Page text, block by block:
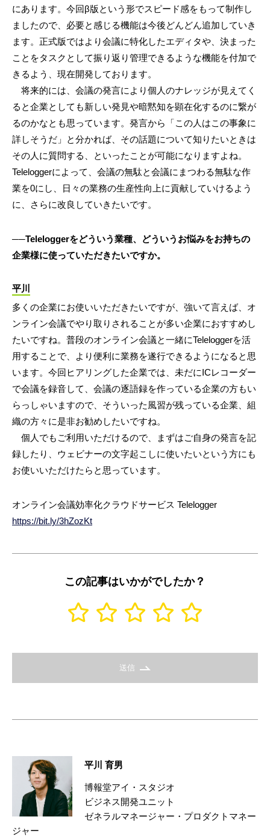
にあります。今回β版という形でスピード感をもって制作し
ましたので、必要と感じる機能は今後どんどん追加していき
ます。正式版ではより会議に特化したエディタや、決まった
ことをタスクとして振り返り管理できるような機能を付加で
きるよう、現在開発しております。
将来的には、会議の発言により個人のナレッジが見えてく
ると企業としても新しい発見や暗黙知を顕在化するのに繋が
るのかなとも思っています。発言から「この人はこの事象に
詳しそうだ」と分かれば、その話題について知りたいときは
その人に質問する、といったことが可能になりますよね。
Teleloggerによって、会議の無駄と会議にまつわる無駄な作
業を0にし、日々の業務の生産性向上に貢献していけるよう
に、さらに改良していきたいです。
──Teleloggerをどういう業種、どういうお悩みをお持ちの
企業様に使っていただきたいですか。
平川
多くの企業にお使いいただきたいですが、強いて言えば、オ
ンライン会議でやり取りされることが多い企業におすすめし
たいですね。普段のオンライン会議と一緒にTeleloggerを活
用することで、より便利に業務を遂行できるようになると思
います。今回ヒアリングした企業では、未だにICレコーダー
で会議を録音して、会議の逐語録を作っている企業の方もい
らっしゃいますので、そういった風習が残っている企業、組
織の方々に是非お勧めしたいですね。
個人でもご利用いただけるので、まずはご自身の発言を記
録したり、ウェビナーの文字起こしに使いたいという方にも
お使いいただけたらと思っています。
オンライン会議効率化クラウドサービス Telelogger
https://bit.ly/3hZozKt
この記事はいかがでしたか？
送信
平川 育男
博報堂アイ・スタジオ
ビジネス開発ユニット
ゼネラルマネージャー・プロダクトマネー
ジャー